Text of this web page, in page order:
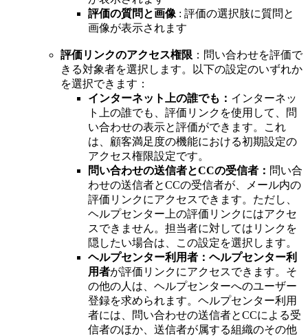
評価の質問と画像 : 評価の選択肢に質問と
画像が表示されます
評価リンクのアクセス権限 ：問い合わせを評価で
きる対象者を選択します。以下の設定のいずれか
を選択できます：
インターネット上の誰でも： インターネッ
ト上の誰でも、評価リンクを使用して、問
い合わせの表示と評価ができます。これ
は、顧客満足度の機能における初期設定の
アクセス権限設定です。
問い合わせの送信者とCCの受信者： 問い合
わせの送信者とCCの受信者が、メール内の
評価リンクにアクセスできます。ただし、
ヘルプセンター上の評価リンクにはアクセ
スできません。担当者に対してはリンクを
隠したい場合は、この設定を選択します。
ヘルプセンター利用者：ヘルプセンター利
用者が評価リンクにアクセスできます。そ
の他の人は、ヘルプセンターへのユーザー
登録を求められます。ヘルプセンター利用
者には、問い合わせの送信者とCCによる受
信者のほか、送信者が属する組織のその他